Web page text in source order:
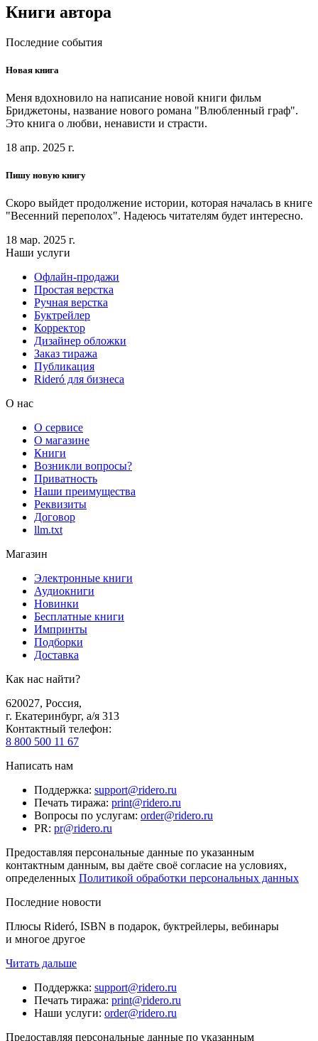
Книги автора
Последние события
Новая книга
Меня вдохновило на написание новой книги фильм
Бриджетоны, название нового романа "Влюбленный граф".
Это книга о любви, ненависти и страсти.
18 апр. 2025 г.
Пишу новую книгу
Скоро выйдет продолжение истории, которая началась в книге
"Весенний переполох". Надеюсь читателям будет интересно.
18 мар. 2025 г.
Наши услуги
Офлайн-продажи
Простая верстка
Ручная верстка
Буктрейлер
Корректор
Дизайнер обложки
Заказ тиража
Публикация
Rideró для бизнеса
О нас
О сервисе
О магазине
Книги
Возникли вопросы?
Приватность
Наши преимущества
Реквизиты
Договор
llm.txt
Магазин
Электронные книги
Аудиокниги
Новинки
Бесплатные книги
Импринты
Подборки
Доставка
Как нас найти?
620027, Россия,
г. Екатеринбург, а/я 313
Контактный телефон:
8 800 500 11 67
Написать нам
Поддержка: support@ridero.ru
Печать тиража: print@ridero.ru
Вопросы по услугам: order@ridero.ru
PR: pr@ridero.ru
Предоставляя персональные данные по указанным
контактным данным, вы даёте своё согласие на условиях,
определенных Политикой обработки персональных данных
Последние новости
Плюсы Rideró, ISBN в подарок, буктрейлеры, вебинары
и многое другое
Читать дальше
Поддержка: support@ridero.ru
Печать тиража: print@ridero.ru
Наши услуги: order@ridero.ru
Предоставляя персональные данные по указанным